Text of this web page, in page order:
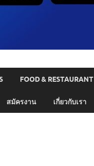
FOOD & RESTAURANT
สมัครงาน เกี่ยวกับเรา